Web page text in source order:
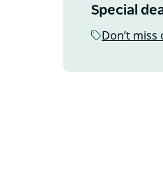
Special
Don’t